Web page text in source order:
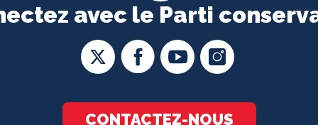
avec le Parti
CONTACTEZ-NOUS